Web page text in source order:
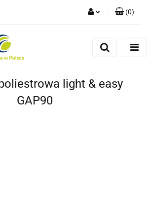
(0)
light & easy
GAP90